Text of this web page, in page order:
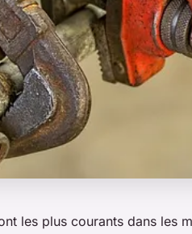
les plus courants dans les